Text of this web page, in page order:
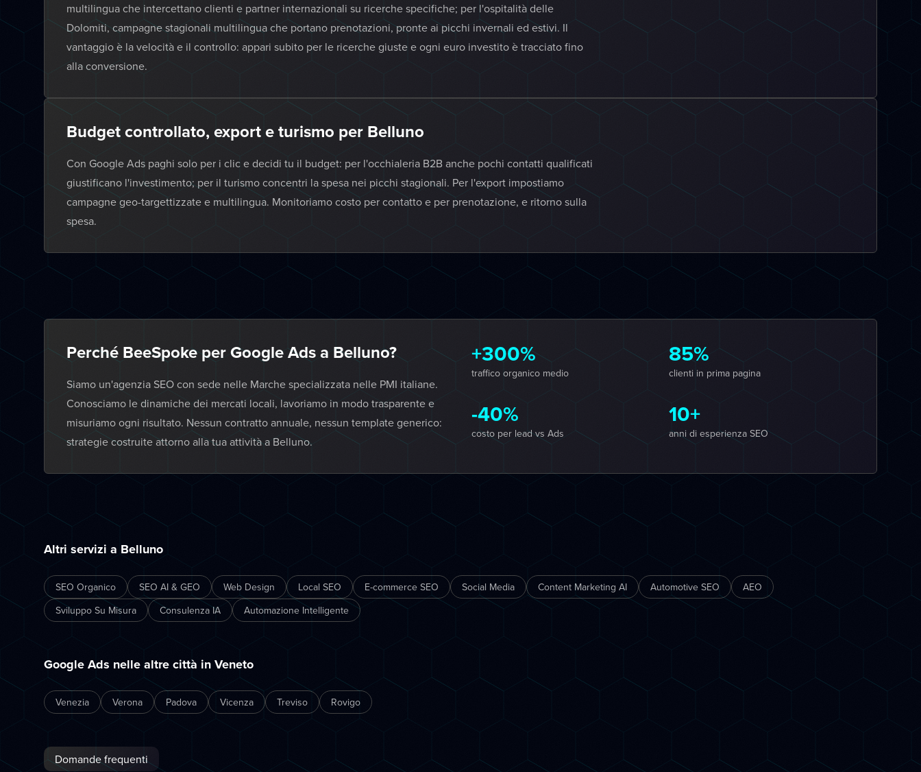
multilingua che intercettano clienti e partner internazionali su ricerche specifiche; per l'ospitalità delle
Dolomiti, campagne stagionali multilingua che portano prenotazioni, pronte ai picchi invernali ed estivi. Il
vantaggio è la velocità e il controllo: appari subito per le ricerche giuste e ogni euro investito è tracciato fino
alla conversione.
Budget controllato, export e turismo per Belluno
Con Google Ads paghi solo per i clic e decidi tu il budget: per l'occhialeria B2B anche pochi contatti qualificati
giustificano l'investimento; per il turismo concentri la spesa nei picchi stagionali. Per l'export impostiamo
campagne geo-targettizzate e multilingua. Monitoriamo costo per contatto e per prenotazione, e ritorno sulla
spesa.
Perché BeeSpoke per Google Ads a Belluno?
Siamo un'agenzia SEO con sede nelle Marche specializzata nelle PMI italiane.
Conosciamo le dinamiche dei mercati locali, lavoriamo in modo trasparente e
misuriamo ogni risultato. Nessun contratto annuale, nessun template generico:
strategie costruite attorno alla tua attività a Belluno.
+300%
traffico organico medio
85%
clienti in prima pagina
-40%
costo per lead vs Ads
10+
anni di esperienza SEO
Altri servizi a Belluno
SEO Organico SEO AI & GEO Web Design Local SEO E-commerce SEO Social Media Content Marketing AI Automotive SEO
AEO
Sviluppo Su Misura
Consulenza IA Automazione Intelligente
Google Ads nelle altre città in Veneto
Venezia Verona Padova Vicenza Treviso Rovigo
Domande frequenti